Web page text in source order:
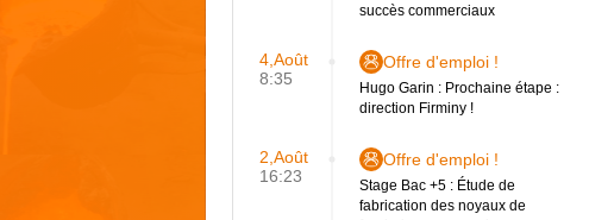
succès commerciaux
4,Août
8:35
Offre d'emploi !
Hugo Garin : Prochaine étape :
direction Firminy !
2,Août
16:23
Offre d'emploi !
Stage Bac +5 : Étude de
fabrication des noyaux de